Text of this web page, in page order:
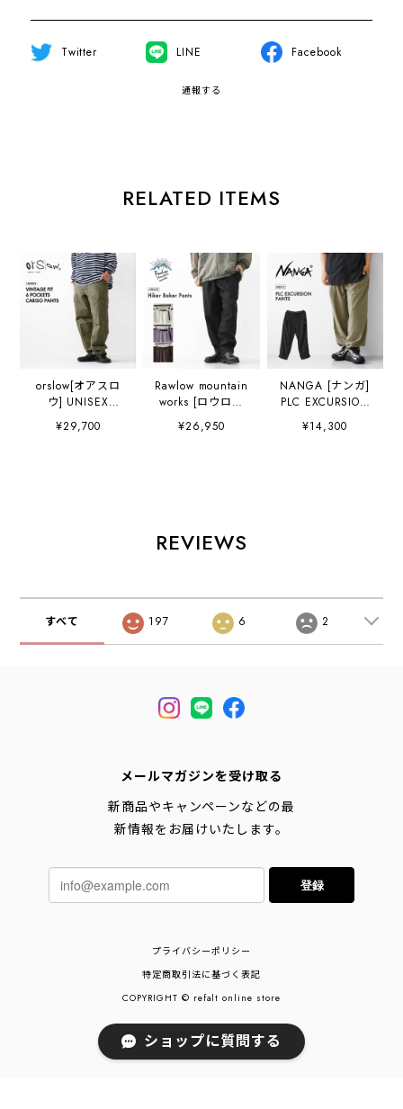
Twitter LINE Facebook
通報する
RELATED ITEMS
orslow[オアスロ
ウ] UNISEX
VINTAGE FIT 6
POCKETS CARGO
¥29,700
Rawlow mountain
works [ロウロウ
マウンテン ワーク
ス] Hiker Baker
ンシルエット・ミ
リタリー・アウト
[2026AW]
¥26,950
NANGA [ナンガ]
PLC EXCURSION
PANTS [N2500-
1D404A] PLC エ
¥14,300
REVIEWS
すべて 197 6 2
メールマガジンを受け取る
新商品やキャンペーンなどの最
新情報をお届けいたします。
登録
プライバシーポリシー
特定商取引法に基づく表記
COPYRIGHT © refalt online store
ショップに質問する